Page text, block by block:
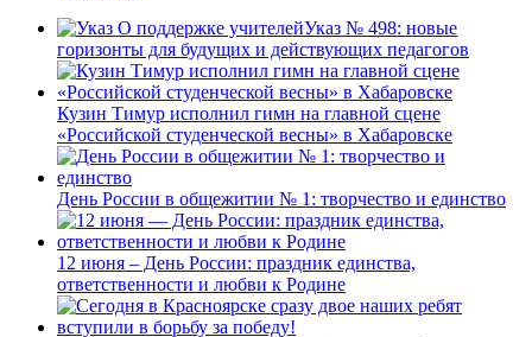
Указ № 498: новые
горизонты для будущих и действующих педагогов
Кузин Тимур исполнил гимн на главной сцене
«Российской студенческой весны» в Хабаровске
День России в общежитии № 1: творчество и единство
12 июня – День России: праздник единства,
ответственности и любви к Родине